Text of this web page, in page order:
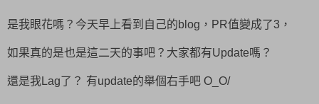
是我眼花嗎？今天早上看到自己的blog，PR值變成了3，
如果真的是也是這二天的事吧？大家都有Update嗎？
還是我Lag了？ 有update的舉個右手吧 O_O/